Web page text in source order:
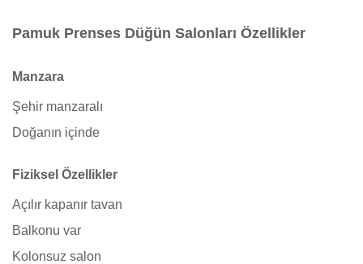
Pamuk Prenses Düğün Salonları Özellikler
Manzara
Şehir manzaralı
Doğanın içinde
Fiziksel Özellikler
Açılır kapanır tavan
Balkonu var
Kolonsuz salon